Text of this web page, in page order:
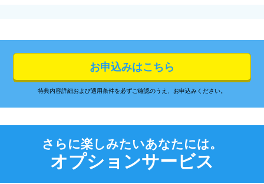
お申込みはこちら
特典内容詳細および適用条件を必ずご確認のうえ、お申込みください。
さらに楽しみたいあなたには。
オプションサービス